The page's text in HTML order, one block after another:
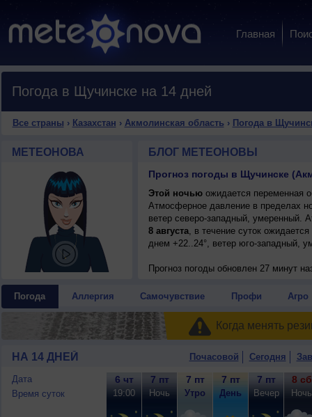
Главная
Погода в Щучинске на 14 дней
Все страны › Казахстан › Акмолинская область › Погода в
МЕТЕОНОВА БЛОГ МЕТЕОНОВЫ
Прогноз погоды в Щучинске
Этой ночьюожидается переменная
Атмосферное давление в пределах
ветер северо-западный, умеренный.
8 августа, в течение суток
днем +22..24°, ветер юго-западный,
Прогноз погоды обновлен 27 минут
Погода Аллергия Самочувствие Профи Агро
Когда менять
НА 14 ДНЕЙ Почасовой Сегодня
Дата
Время суток
6 чт
19:00
7 пт
Ночь
7 пт
Утро
7 пт
День
7 пт
Вечер
8 сб
Ночь